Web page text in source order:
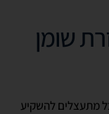
שומן
מתעצלים להשקיע